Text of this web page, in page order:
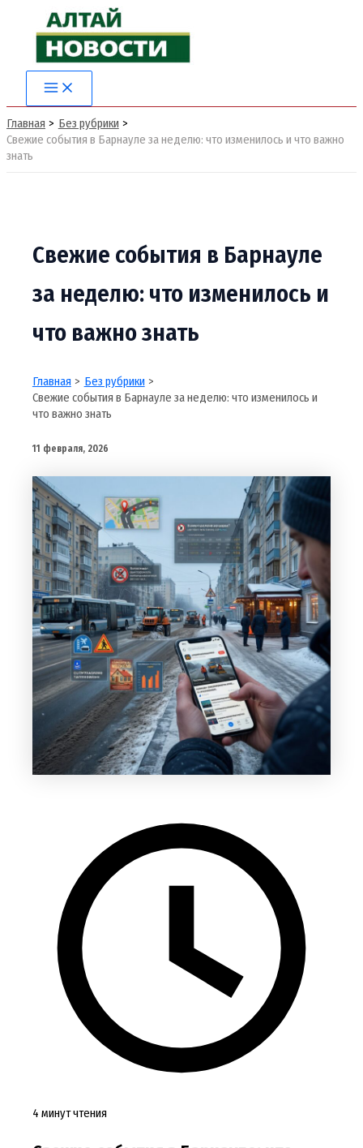
содержимому
Main
Menu
Главная
Без рубрики
Свежие события в Барнауле за неделю: что изменилось и что важно
знать
Свежие события в Барнауле
за неделю: что изменилось и
что важно знать
Главная
Без рубрики
Свежие события в Барнауле за неделю: что изменилось и
что важно знать
11 февраля, 2026
4 минут чтения